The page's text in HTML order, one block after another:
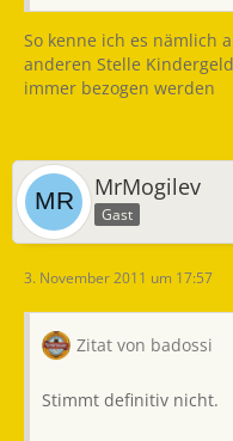
So kenne ich es nämlich
anderen Stelle
immer bezogen werden
MrMogilev
Gast
3. November 2011 um 17:57
Zitat von badossi
Stimmt definitiv nicht.